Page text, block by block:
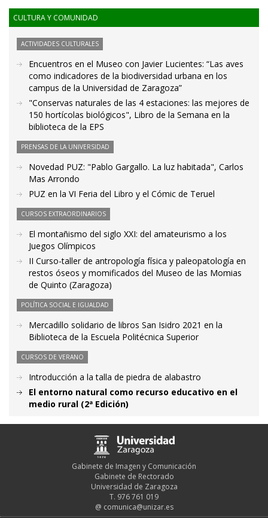
CULTURA Y COMUNIDAD
ACTIVIDADES CULTURALES
Encuentros en el Museo con Javier Lucientes: “Las aves
como indicadores de la biodiversidad urbana en los
campus de la Universidad de Zaragoza”
"Conservas naturales de las 4 estaciones: las mejores de
150 hortícolas biológicos", Libro de la Semana en la
biblioteca de la EPS
PRENSAS DE LA UNIVERSIDAD
Novedad PUZ: "Pablo Gargallo. La luz habitada", Carlos
Mas Arrondo
PUZ en la VI Feria del Libro y el Cómic de Teruel
CURSOS EXTRAORDINARIOS
El montañismo del siglo XXI: del amateurismo a los
Juegos Olímpicos
II Curso-taller de antropología física y paleopatología en
restos óseos y momificados del Museo de las Momias
de Quinto (Zaragoza)
POLÍTICA SOCIAL E IGUALDAD
Mercadillo solidario de libros San Isidro 2021 en la
Biblioteca de la Escuela Politécnica Superior
CURSOS DE VERANO
Introducción a la talla de piedra de alabastro
El entorno natural como recurso educativo en el
medio rural (2ª Edición)
Gabinete de Imagen y Comunicación
Gabinete de Rectorado
Universidad de Zaragoza
T. 976 761 019
@ comunica@unizar.es